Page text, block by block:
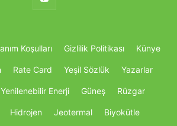
Koşulları Gizlilik Politikası Künye
Rate Card Yeşil Sözlük Yazarlar
Yenilenebilir Enerji Güneş Rüzgar
Hidrojen Jeotermal Biyokütle